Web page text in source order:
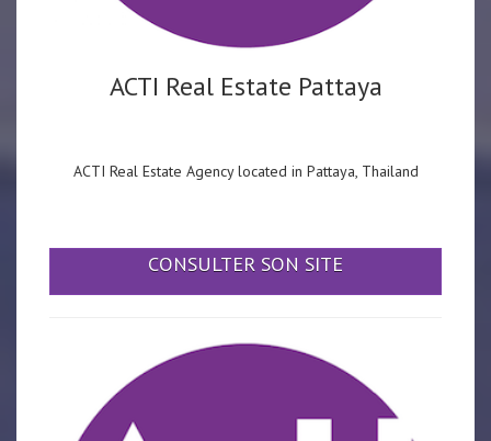
ACTI Real Estate Pattaya
ACTI Real Estate Agency located in Pattaya, Thailand
CONSULTER SON SITE